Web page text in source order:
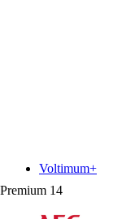
Premium 14
Voltimum+